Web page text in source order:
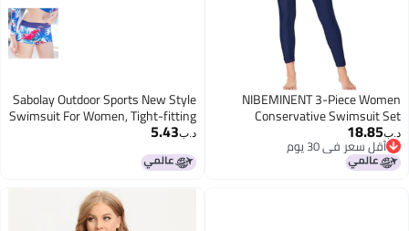
NIBEMINENT 3-Piece Women
Conservative Swimsuit Set
Muslim Sun Protection Swimwear
Swimming Trousers Ladies
Beachwear Skirt Bikini Arab Dress
د.ب‏18.85
أقل سعر في 30 يوم
أقل سعر في 30 يوم
Sabolay Outdoor Sports New Style
Swimsuit For Women, Tight-fitting
Long-sleeved Quick-drying Surfing
Bikini Swimsuit And Swim Trunks
د.ب‏5.43